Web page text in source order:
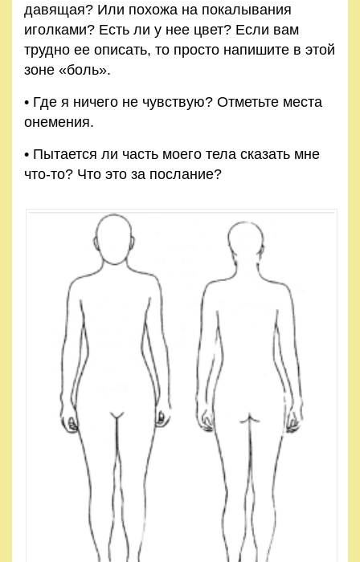
давящая? Или похожа на покалывания
иголками? Есть ли у нее цвет? Если вам
трудно ее описать, то просто напишите в этой
зоне «боль».
• Где я ничего не чувствую? Отметьте места
онемения.
• Пытается ли часть моего тела сказать мне
что-то? Что это за послание?